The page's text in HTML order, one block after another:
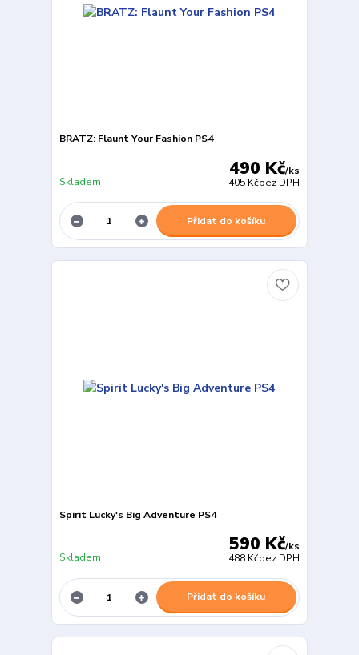
BRATZ: Flaunt Your Fashion PS4
490 Kč/ks
405 Kčbez DPH
Skladem
Přidat do košíku
Spirit Lucky's Big Adventure PS4
590 Kč/ks
488 Kčbez DPH
Skladem
Přidat do košíku